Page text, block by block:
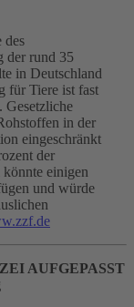
des
der rund 35
in Deutschland
für Tiere ist fast
Gesetzliche
in der
eingeschränkt
der
einigen
und würde
AUFGEPASST